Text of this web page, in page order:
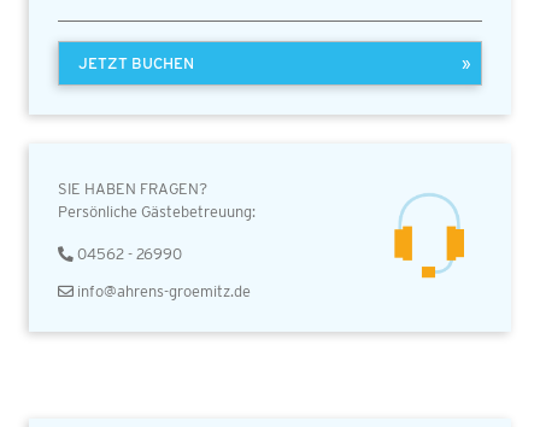
JETZT BUCHEN »
SIE HABEN FRAGEN?
Persönliche Gästebetreuung:
04562 - 26990
info@ahrens-groemitz.de